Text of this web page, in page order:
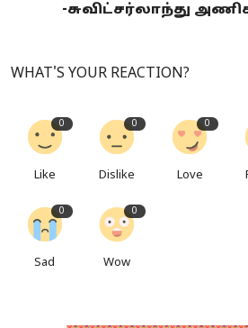
-சுவிட்சர்லாந்து
WHAT'S YOUR REACTION?
0
Like
0
Dislike
0
Love
0
Sad
0
Wow